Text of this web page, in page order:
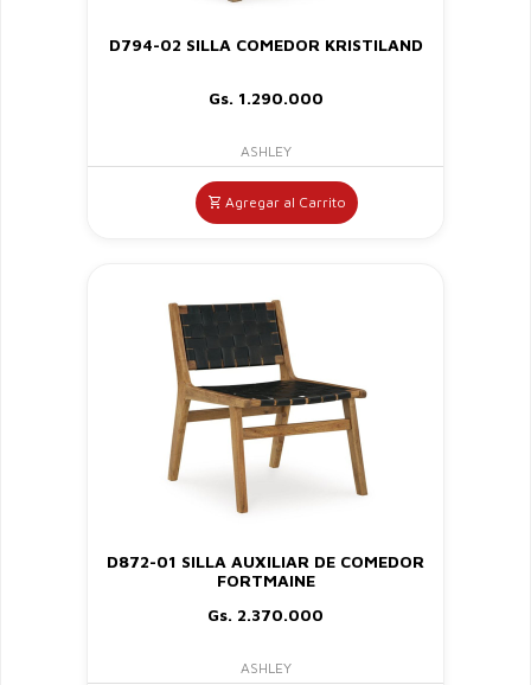
D794-02 SILLA COMEDOR KRISTILAND
Gs. 1.290.000
ASHLEY
Agregar al Carrito
D872-01 SILLA AUXILIAR DE COMEDOR
FORTMAINE
Gs. 2.370.000
ASHLEY